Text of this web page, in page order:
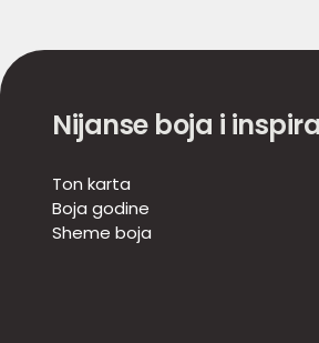
Nijanse boja i
Ton karta
Boja godine
Sheme boja